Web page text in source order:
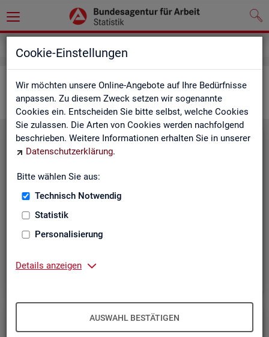
Cookie-Einstellungen
Wir möchten unsere Online-Angebote auf Ihre Bedürfnisse
anpassen. Zu diesem Zweck setzen wir sogenannte
Cookies ein. Entscheiden Sie bitte selbst, welche Cookies
Sie zulassen. Die Arten von Cookies werden nachfolgend
beschrieben. Weitere Informationen erhalten Sie in unserer
Datenschutzerklärung.
Bitte wählen Sie aus:
Technisch Notwendig
Statistik
Personalisierung
Details anzeigen
AUSWAHL BESTÄTIGEN
Ar­beits­markt im Über­blick
Eck­wer­te Ar­beits­markt
Eck­wer­te Ar­beits­markt
Eck­wer­te Fach­sta­tis­ti­ken